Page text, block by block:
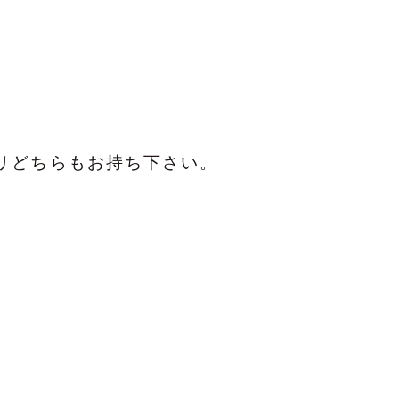
ちらもお持ち下さい。